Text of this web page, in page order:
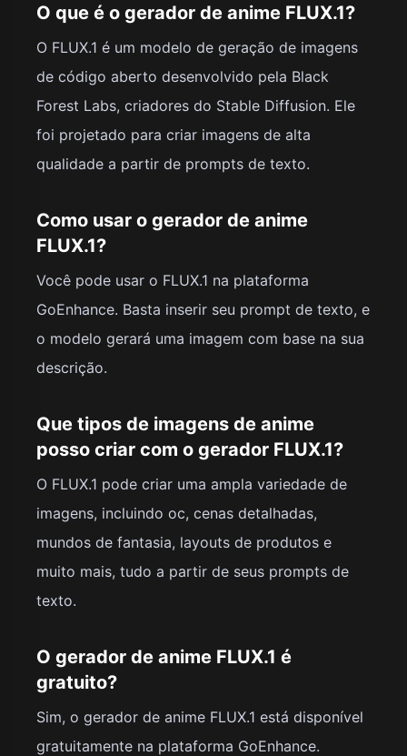
O que é o gerador de anime FLUX.1?
O FLUX.1 é um modelo de geração de imagens
de código aberto desenvolvido pela Black
Forest Labs, criadores do Stable Diffusion. Ele
foi projetado para criar imagens de alta
qualidade a partir de prompts de texto.
Como usar o gerador de anime
FLUX.1?
Você pode usar o FLUX.1 na plataforma
GoEnhance. Basta inserir seu prompt de texto, e
o modelo gerará uma imagem com base na sua
descrição.
Que tipos de imagens de anime
posso criar com o gerador FLUX.1?
O FLUX.1 pode criar uma ampla variedade de
imagens, incluindo oc, cenas detalhadas,
mundos de fantasia, layouts de produtos e
muito mais, tudo a partir de seus prompts de
texto.
O gerador de anime FLUX.1 é
gratuito?
Sim, o gerador de anime FLUX.1 está disponível
gratuitamente na plataforma GoEnhance.